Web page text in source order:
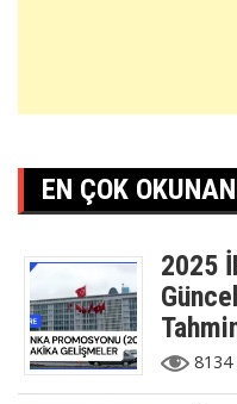
EN ÇOK
2025
8134